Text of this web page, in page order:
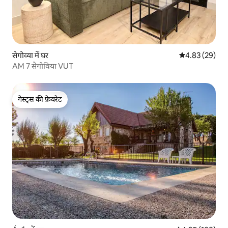
सेगोव्या में घर औसत रेटिंग 5 में
4.83 (29)
AM 7 सेगोविया VUT
गेस्ट्स की फ़ेवरेट
गेस्ट्स की फ़ेवरेट